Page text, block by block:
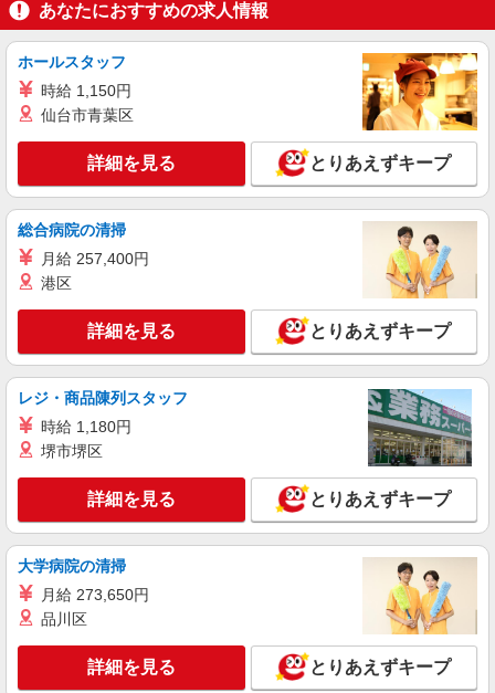
派遣社員
株式会社トラストグロース 新宿本社 第2営業部
時給：2100円〜 ※経験などによる
キープ 詳細を見る
株式会社トラストグロース 新宿本社 第2営業部
特別養護老人ホームでの看護師
時給：2100〜2350円 ※資格や経験面などによ
る
神奈川県相模原市南区
キープ 詳細を見る
派遣社員
株式会社トラストグロース 新宿本社 第2営業部
デイサービスでの看護師
時給：2070〜2300円 ※資格や経験面などによ
る
詳細を見る
あなたにおすすめの求人情報
ホールスタッフ
時給 1,150円
仙台市青葉区
詳細を見る とりあえずキープ
総合病院の清掃
月給 257,400円
港区
詳細を見る とりあえずキープ
レジ・商品陳列スタッフ
時給 1,180円
堺市堺区
詳細を見る とりあえずキープ
大学病院の清掃
月給 273,650円
品川区
詳細を見る とりあえずキープ